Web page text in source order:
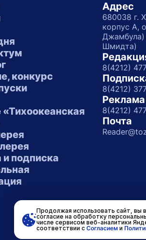
конкурс
«Тихоокеанская
подписка
Адрес
680038 г.
корпус А,
Джамбула)
Шмидта)
8(4212)
8(4212)
Реклама
8(4212)
Почта
Продолжая использовать сайт, вы
согласие на обработку
числе сервисом веб-аналитики
соответствии с Согласиеми